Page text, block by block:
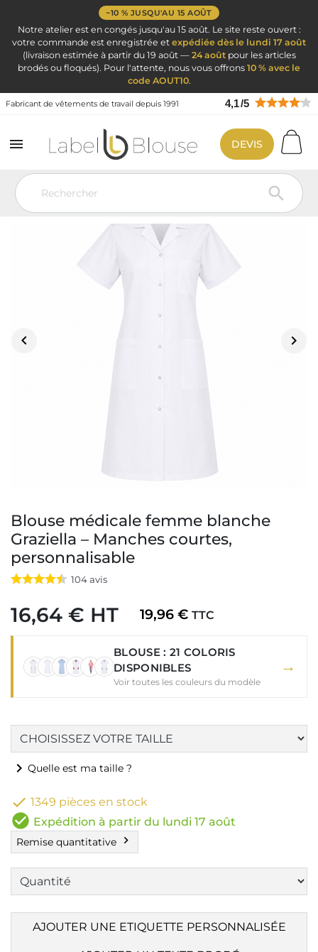
−10 % JUSQU'AU 15 AOÛT
Notre atelier est en congés jusqu'au 15 août. Le site reste ouvert :
votre commande est enregistrée et expédiée dès le lundi 17 août
(livraison estimée à partir du 19 août — 24 aoûtpour les articles
brodés ou floqués). Pour l'attente, nous vous offrons 10 % avec le
code AOUT10.
Fabricant de vêtements de travail depuis 1991 4,1/5


DEVIS
Vêtement de travail Blouse médicale
Blouse médicale femme
 
Blouse médicale femme blanche
Graziella – Manches courtes,
personnalisable
104avis
16,64 € HT 19,96 € TTC
BLOUSE : 21 COLORIS
DISPONIBLES
Voir toutes les couleurs du modèle
→
chevron_right Quelle est ma taille ?
 1349 pièces en stock
check_circle Expédition à partir du lundi 17 août
Remise quantitative chevron_right
AJOUTER UNE ETIQUETTE PERSONNALISÉE